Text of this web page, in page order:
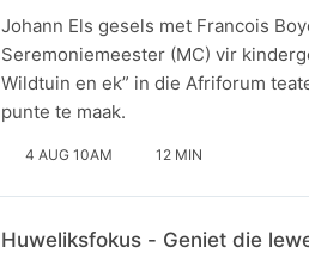
Johann Els gesels met Francois
Seremoniemeester (MC) vir
Wildtuin en ek” in die Afriforum
punte te maak.
4 AUG 10AM 12 MIN
Huweliksfokus - Geniet die